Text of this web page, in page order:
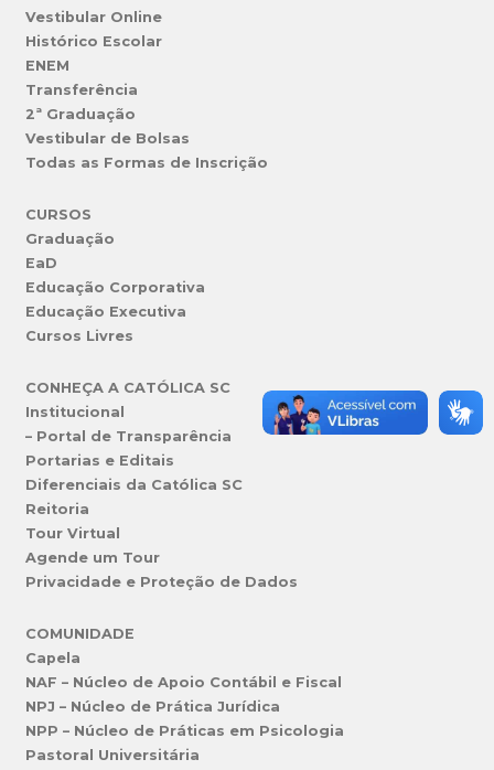
Vestibular Online
Histórico Escolar
ENEM
Transferência
2ª Graduação
Vestibular de Bolsas
Todas as Formas de Inscrição
CURSOS
Graduação
EaD
Educação Corporativa
Educação Executiva
Cursos Livres
CONHEÇA A CATÓLICA SC
Institucional
– Portal de Transparência
Portarias e Editais
Diferenciais da Católica SC
Reitoria
Tour Virtual
Agende um Tour
Privacidade e Proteção de Dados
COMUNIDADE
Capela
NAF – Núcleo de Apoio Contábil e Fiscal
NPJ – Núcleo de Prática Jurídica
NPP – Núcleo de Práticas em Psicologia
Pastoral Universitária